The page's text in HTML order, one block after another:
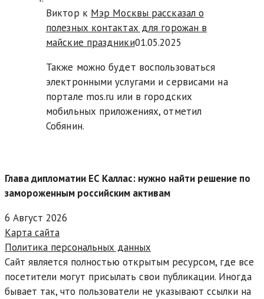
Виктор к Мэр Москвы рассказал о
полезных контактах для горожан в
майские праздники01.05.2025
Также можно будет воспользоваться
электронными услугами и сервисами на
портале mos.ru или в городских
мобильных приложениях, отметил
Собянин.
Глава дипломатии ЕС Каллас: нужно найти решение по
замороженным российским активам
6 Август 2026
Карта сайта
Политика персональных данных
Сайт является полностью открытым ресурсом, где все
посетители могут присылать свои публикации. Иногда
бывает так, что пользователи не указывают ссылки на